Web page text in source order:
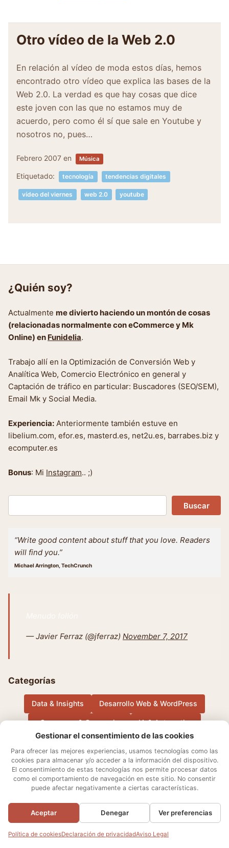
Otro vídeo de la Web 2.0
En relación al vídeo de moda estos días, hemos
encontrado otro vídeo que explica las bases de la
Web 2.0. La verdad es que hay cosas que dice
este joven con las que no estamos muy de
acuerdo, pero como él sí que sale en Youtube y
nosotros no, pues…
Febrero 2007 en Música
Etiquetado: tecnología tendencias digitales
vídeo del viernes web 2.0 youtube
¿Quién soy?
Actualmente me divierto haciendo un montón de cosas
(relacionadas normalmente con eCommerce y Mk
Online) en Funidelia.
Trabajo allí en la Optimización de Conversión Web y
Analítica Web, Comercio Electrónico en general y
Captación de tráfico en particular: Buscadores (SEO/SEM),
Email Mk y Social Media.
Experiencia: Anteriormente también estuve en
libelium.com, efor.es, masterd.es, net2u.es, barrabes.biz y
ecomputer.es
Bonus: Mi Instagram.. ;)
Buscar
“Write good content about stuff that you love. Readers
will find you.”
Michael Arrington, TechCrunch
— Javier Ferraz (@jferraz) November 7, 2017
Categorías
Data & Insights Desarrollo Web & WordPress
eCommerce & Conversion IA & Automation
Música Otros Performance Marketing & Growth
Sobre mí Aviso Legal Contacto
Política de cookies
Declaración de privacidad
Términos y condiciones
Ajustes de cookies
Gestionar el consentimiento de las cookies
Para ofrecer las mejores experiencias, usamos tecnologías como las
cookies para almacenar y/o acceder a la información del dispositivo.
El consentimiento de estas tecnologías nos permite procesar datos
como el comportamiento de navegación en este sitio. No consentir
puede afectar negativamente a ciertas características.
Aceptar Denegar Ver preferencias
Política de cookiesDeclaración de privacidadAviso Legal